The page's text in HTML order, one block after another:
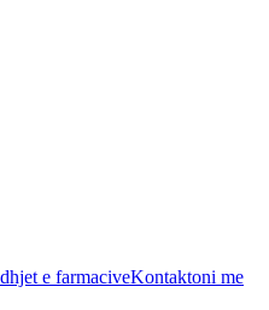
e farmaciveKontaktoni me